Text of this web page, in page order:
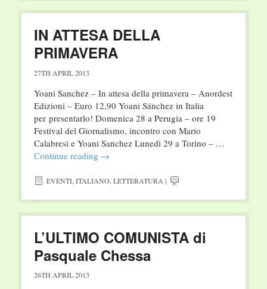
IN ATTESA DELLA
PRIMAVERA
27TH APRIL 2013
Yoani Sanchez – In attesa della primavera – Anordest
Edizioni – Euro 12,90 Yoani Sánchez in Italia
per presentarlo! Domenica 28 a Perugia – ore 19
Festival del Giornalismo, incontro con Mario
Calabresi e Yoani Sanchez Lunedì 29 a Torino – …
Continue reading →
EVENTI,ITALIANO,LETTERATURA |
L’ULTIMO COMUNISTA di
Pasquale Chessa
26TH APRIL 2013